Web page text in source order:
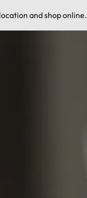
and shop online.